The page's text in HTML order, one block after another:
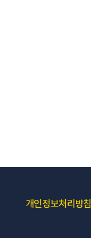
개인정보처리방침